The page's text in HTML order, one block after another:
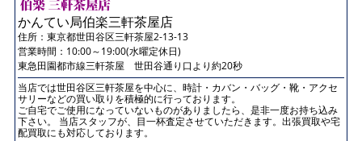
かんてい局伯楽三軒茶屋店
住所： 東京都世田谷区三軒茶屋2-13-13
営業時間：10:00～19:00(水曜定休日)
東急田園都市線三軒茶屋 世田谷通り口より約20秒
当店では世田谷区三軒茶屋を中心に、時計・カバン・バッグ・靴・アクセ
サリーなどの買い取りを積極的に行っております。
ご自宅でご使用になっていないものがありましたら、是非一度お持ち込み
下さい。 当店スタッフが、目一杯査定させていただきます。出張買取や宅
配買取にも対応しております。